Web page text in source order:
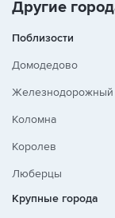
Другие
Поблизости
Домодедово
Железнодорожный
Коломна
Королев
Люберцы
Крупные города